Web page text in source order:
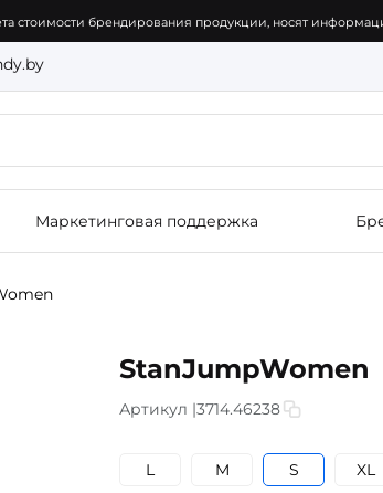
стоимости брендирования продукции, носят
Маркетинговая поддержка
StanJumpWomen
Артикул |3714.46238
L M S XL